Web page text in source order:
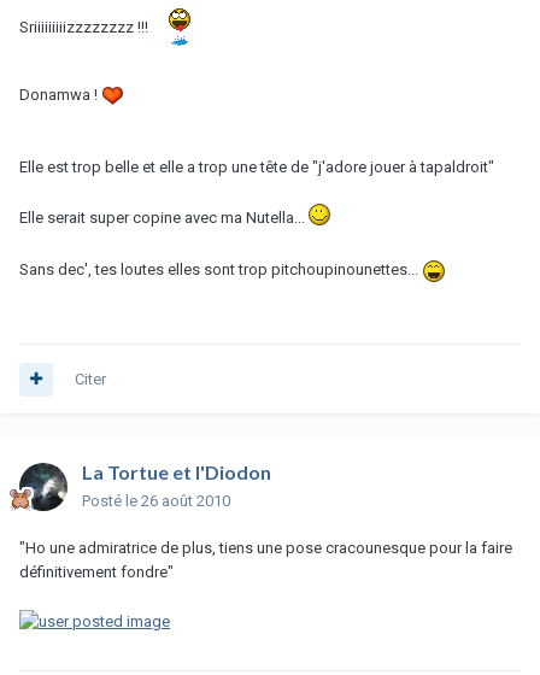
Sriiiiiiiiizzzzzzzz !!!
Donamwa !
Elle est trop belle et elle a trop une tête de "j'adore jouer à tapaldroit"
Elle serait super copine avec ma Nutella...
Sans dec', tes loutes elles sont trop pitchoupinounettes...
Citer
La Tortue et l'Diodon
Posté le 26 août 2010
"Ho une admiratrice de plus, tiens une pose cracounesque pour la faire
définitivement fondre"